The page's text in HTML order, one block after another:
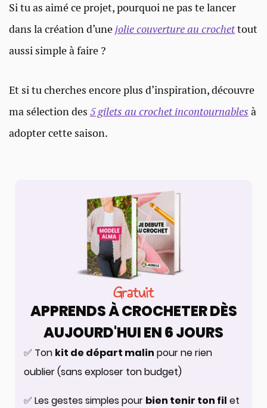
Si tu as aimé ce projet, pourquoi ne pas te lancer
dans la création d’unejolie couverture au crochettout
aussi simple à faire ?
Et si tu cherches encore plus d’inspiration, découvre
ma sélection des 5 gilets au crochet incontournables à
adopter cette saison.
Gratuit
APPRENDS À CROCHETER DÈS
AUJOURD'HUI EN 6 JOURS
✅ Ton kit de départ malin pour ne rien
oublier (sans exploser ton budget)
✅ Les gestes simples pour bien tenir ton fil et